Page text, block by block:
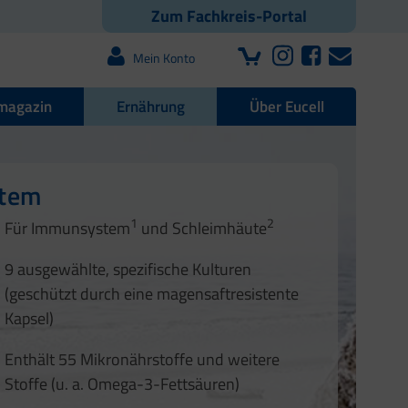
Zum Fachkreis-Portal
Mein Konto
Ernährung Über Eucell
Für Immunsystem1 und Schleimhäute2
9 ausgewählte, spezifische Kulturen
(geschützt durch eine magensaftresistente
Kapsel)
Enthält 55 Mikronährstoffe und weitere
Stoffe (u. a. Omega-3-Fettsäuren)
Nägel
1 2 3
4
3